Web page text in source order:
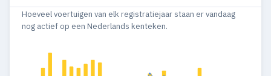
Hoeveel voertuigen van elk registratiejaar staan er vandaag
nog actief op een Nederlands kenteken.